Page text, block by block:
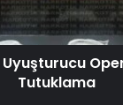
Tutuklama